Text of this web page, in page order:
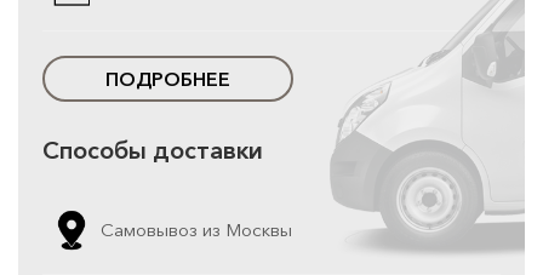
ПОДРОБНЕЕ
Способы доставки
Самовывоз из Москвы